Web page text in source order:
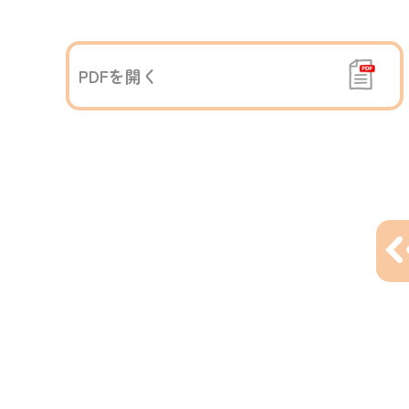
PDFを開く